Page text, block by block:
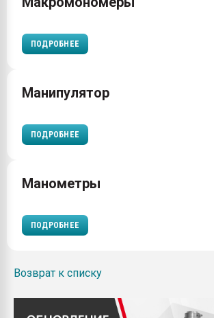
ПОДРОБНЕЕ
Манипулятор
ПОДРОБНЕЕ
Манометры
ПОДРОБНЕЕ
Возврат к списку